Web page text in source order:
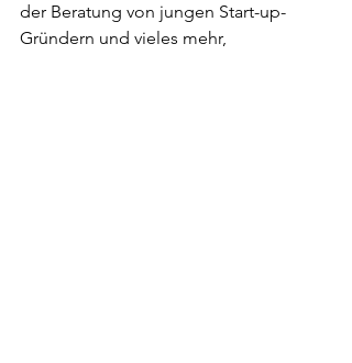
der Beratung von jungen Start-up-
Gründern und vieles mehr,